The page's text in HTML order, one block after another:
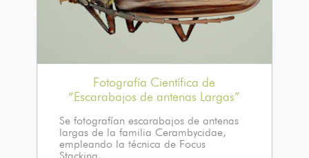
Fotografía Científica de
“Escarabajos de antenas Largas”
Se fotografían escarabajos de antenas
largas de la familia Cerambycidae,
empleando la técnica de Focus